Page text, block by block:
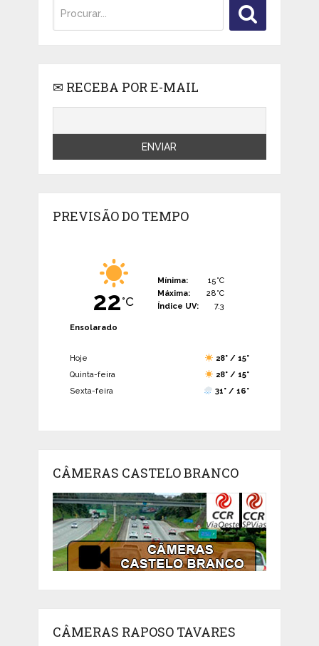
✉ RECEBA POR E-MAIL
PREVISÃO DO TEMPO
22°C
Mínima:
15°C
Máxima:
28°C
Índice UV:
7.3
Ensolarado
Hoje
28° / 15°
Quinta-feira
28° / 15°
Sexta-feira
31° / 16°
CÂMERAS CASTELO BRANCO
CÂMERAS RAPOSO TAVARES